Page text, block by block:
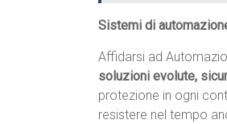
Sistemi di
Affidarsi ad
soluzioni evolute,
protezione in ogni
resistere nel tempo